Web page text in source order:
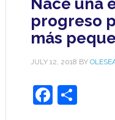
Nace una
progreso
más
JULY 12, 2018 BY